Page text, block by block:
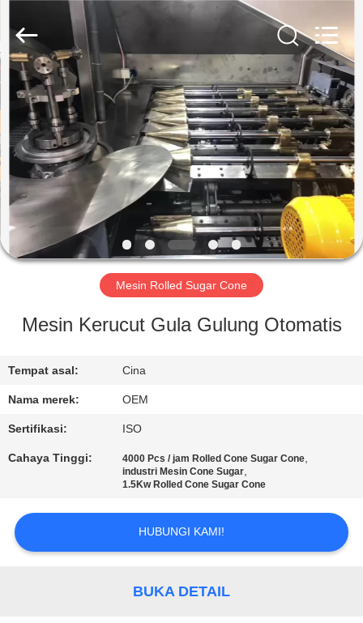
RUMAH
PRODUK
TENTANG
KAMI
TUR
KUALITAS
HUBUNGI
KAMI
PENAWARAN
Management
Services
Co.,LTD.
All
Rights
Reserved.
Mesin Rolled Sugar Cone
Mesin Kerucut Gula Gulung Otomatis
Tempat asal: Cina
Nama merek: OEM
Sertifikasi: ISO
Cahaya Tinggi: 4000 Pcs / jam Rolled Cone Sugar Cone,
industri Mesin Cone Sugar,
1.5Kw Rolled Cone Sugar Cone
HUBUNGI KAMI!
BUKA DETAIL